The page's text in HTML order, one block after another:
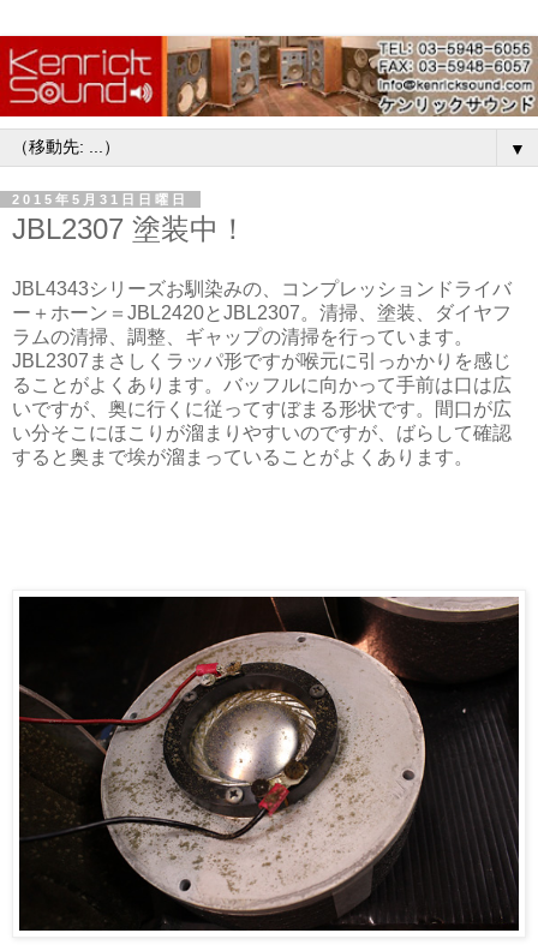
▼
2015年5月31日日曜日
JBL2307 塗装中！
JBL4343シリーズお馴染みの、コンプレッションドライバ
ー＋ホーン＝JBL2420とJBL2307。清掃、塗装、ダイヤフ
ラムの清掃、調整、ギャップの清掃を行っています。
JBL2307まさしくラッパ形ですが喉元に引っかかりを感じ
ることがよくあります。バッフルに向かって手前は口は広
いですが、奥に行くに従ってすぼまる形状です。間口が広
い分そこにほこりが溜まりやすいのですが、ばらして確認
すると奥まで埃が溜まっていることがよくあります。